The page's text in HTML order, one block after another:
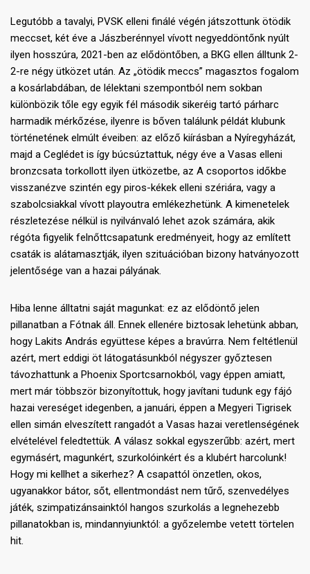
Legutóbb a tavalyi, PVSK elleni finálé végén játszottunk ötödik
meccset, két éve a Jászberénnyel vívott negyeddöntőnk nyúlt
ilyen hosszúra, 2021-ben az elődöntőben, a BKG ellen álltunk 2-
2-re négy ütközet után. Az „ötödik meccs” magasztos fogalom
a kosárlabdában, de lélektani szempontból nem sokban
különbözik tőle egy egyik fél második sikeréig tartó párharc
harmadik mérkőzése, ilyenre is bőven találunk példát klubunk
történetének elmúlt éveiben: az előző kiírásban a Nyíregyházát,
majd a Ceglédet is így búcsúztattuk, négy éve a Vasas elleni
bronzcsata torkollott ilyen ütközetbe, az A csoportos időkbe
visszanézve szintén egy piros-kékek elleni szériára, vagy a
szabolcsiakkal vívott playoutra emlékezhetünk. A kimenetelek
részletezése nélkül is nyilvánvaló lehet azok számára, akik
régóta figyelik felnőttcsapatunk eredményeit, hogy az említett
csaták is alátamasztják, ilyen szituációban bizony hatványozott
jelentősége van a hazai pályának.
Hiba lenne álltatni saját magunkat: ez az elődöntő jelen
pillanatban a Fótnak áll. Ennek ellenére biztosak lehetünk abban,
hogy Lakits András együttese képes a bravúrra. Nem feltétlenül
azért, mert eddigi öt látogatásunkból négyszer győztesen
távozhattunk a Phoenix Sportcsarnokból, vagy éppen amiatt,
mert már többször bizonyítottuk, hogy javítani tudunk egy fájó
hazai vereséget idegenben, a januári, éppen a Megyeri Tigrisek
ellen simán elveszített rangadót a Vasas hazai veretlenségének
elvételével feledtettük. A válasz sokkal egyszerűbb: azért, mert
egymásért, magunkért, szurkolóinkért és a klubért harcolunk!
Hogy mi kellhet a sikerhez? A csapattól önzetlen, okos,
ugyanakkor bátor, sőt, ellentmondást nem tűrő, szenvedélyes
játék, szimpatizánsainktól hangos szurkolás a legnehezebb
pillanatokban is, mindannyiunktól: a győzelembe vetett törtelen
hit.